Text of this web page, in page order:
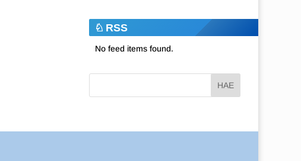
RSS
No feed items found.